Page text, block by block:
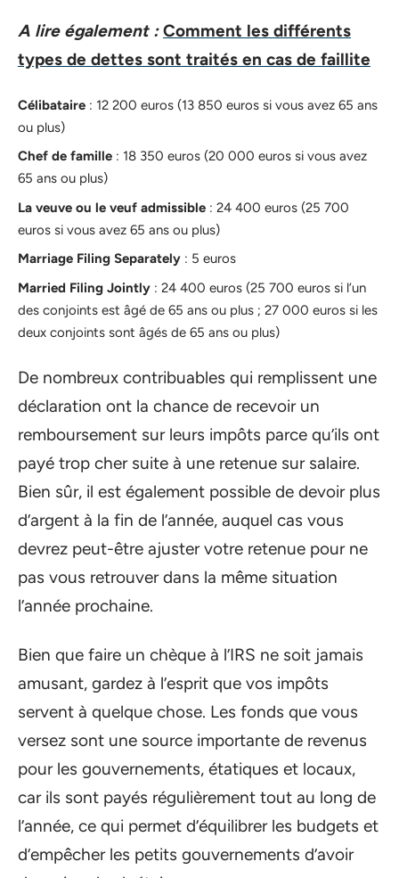
A lire également : Comment les différents
types de dettes sont traités en cas de faillite
Célibataire : 12 200 euros (13 850 euros si vous avez 65 ans
ou plus)
Chef de famille : 18 350 euros (20 000 euros si vous avez
65 ans ou plus)
La veuve ou le veuf admissible : 24 400 euros (25 700
euros si vous avez 65 ans ou plus)
Marriage Filing Separately : 5 euros
Married Filing Jointly : 24 400 euros (25 700 euros si l’un
des conjoints est âgé de 65 ans ou plus ; 27 000 euros si les
deux conjoints sont âgés de 65 ans ou plus)
De nombreux contribuables qui remplissent une
déclaration ont la chance de recevoir un
remboursement sur leurs impôts parce qu’ils ont
payé trop cher suite à une retenue sur salaire.
Bien sûr, il est également possible de devoir plus
d’argent à la fin de l’année, auquel cas vous
devrez peut-être ajuster votre retenue pour ne
pas vous retrouver dans la même situation
l’année prochaine.
Bien que faire un chèque à l’IRS ne soit jamais
amusant, gardez à l’esprit que vos impôts
servent à quelque chose. Les fonds que vous
versez sont une source importante de revenus
pour les gouvernements, étatiques et locaux,
car ils sont payés régulièrement tout au long de
l’année, ce qui permet d’équilibrer les budgets et
d’empêcher les petits gouvernements d’avoir